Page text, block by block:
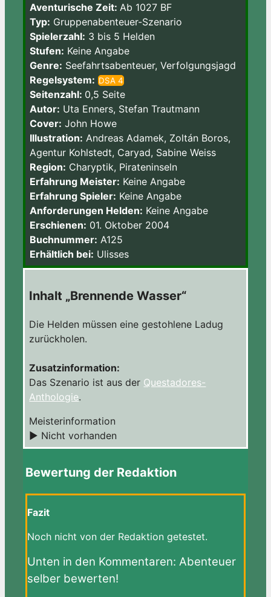
Aventurische Zeit: Ab 1027 BF
Typ: Gruppenabenteuer-Szenario
Spielerzahl: 3 bis 5 Helden
Stufen: Keine Angabe
Genre: Seefahrtsabenteuer, Verfolgungsjagd
Regelsystem: DSA 4
Seitenzahl: 0,5 Seite
Autor: Uta Enners, Stefan Trautmann
Cover: John Howe
Illustration: Andreas Adamek, Zoltán Boros,
Agentur Kohlstedt, Caryad, Sabine Weiss
Region: Charyptik, Pirateninseln
Erfahrung Meister: Keine Angabe
Erfahrung Spieler: Keine Angabe
Anforderungen Helden: Keine Angabe
Erschienen: 01. Oktober 2004
Buchnummer: A125
Erhältlich bei: Ulisses
Inhalt „Brennende Wasser“
Die Helden müssen eine gestohlene Ladug
zurückholen.
Zusatzinformation:
Das Szenario ist aus der Questadores-
Anthologie.
Meisterinformation
► Nicht vorhanden
Bewertung der Redaktion
Fazit
Noch nicht von der Redaktion getestet.
Unten in den Kommentaren: Abenteuer
selber bewerten!